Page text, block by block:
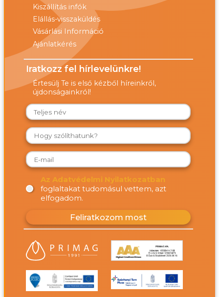
Kiszállítás infók
Elállás-visszaküldés
Vásárlási Információ
Ajánlatkérés
Iratkozz fel hírlevelünkre!
Értesülj Te is első kézből híreinkről,
újdonságainkról!
Az Adatvédelmi Nyilatkozatban
foglaltakat tudomásul vettem, azt
elfogadom.
Feliratkozom most